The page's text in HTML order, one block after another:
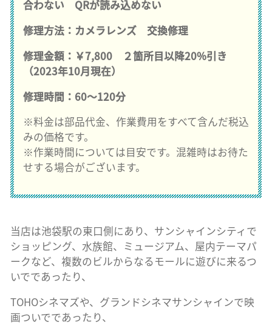
合わない QRが読み込めない
修理方法：カメラレンズ 交換修理
修理金額：￥7,800 ２箇所目以降20%引き
（2023年10月現在）
修理時間：60〜120分
※料金は部品代金、作業費用をすべて含んだ税込
みの価格です。
※作業時間については目安です。混雑時はお待た
せする場合がございます。
当店は池袋駅の東口側にあり、サンシャインシティで
ショッピング、水族館、ミュージアム、屋内テーマパ
ークなど、複数のビルからなるモールに遊びに来るつ
いでであったり、
TOHOシネマズや、グランドシネマサンシャインで映
画ついでであったり、